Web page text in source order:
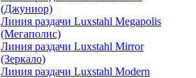
(Джуниор)
Линия раздачи Luxstahl Megapolis
(Мегаполис)
Линия раздачи Luxstahl Mirror
(Зеркало)
Линия раздачи Luxstahl Modern